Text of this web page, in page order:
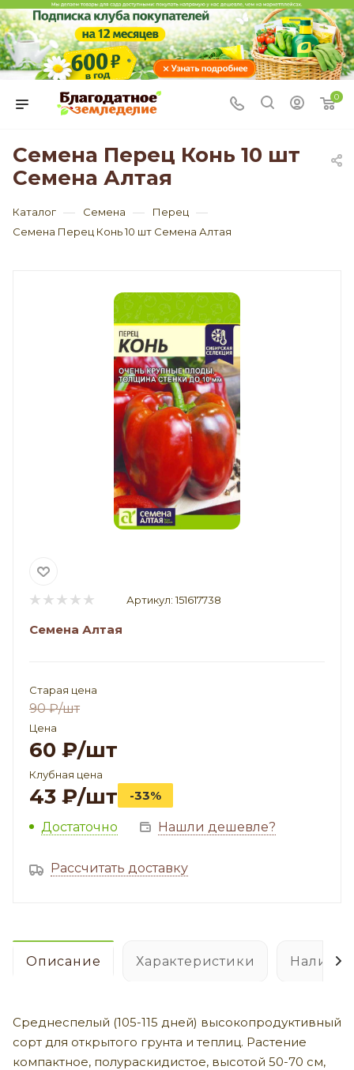
0
Семена Перец Конь 10 шт
Семена Алтая
Каталог — Семена — Перец —
Семена Перец Конь 10 шт Семена Алтая
Артикул: 151617738
Семена Алтая
Старая цена
90₽/шт
Цена
60 ₽/шт
Клубная цена
43 ₽/шт -33%
Достаточно Нашли дешевле?
Рассчитать доставку
Описание Характеристики
Среднеспелый (105-115 дней) высокопродуктивный
сорт для открытого грунта и теплиц. Растение
компактное, полураскидистое, высотой 50-70 см,